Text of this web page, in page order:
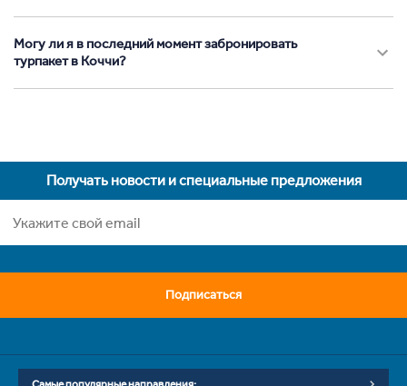
Могу ли я в последний момент забронировать
турпакет в Коччи?
Получать новости и специальные предложения
Подписаться